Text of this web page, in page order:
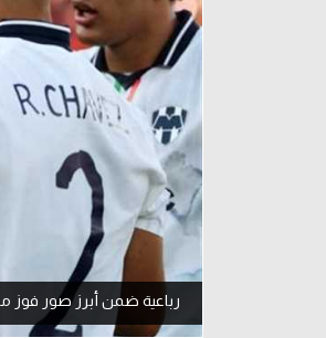
آراء حرة
ركن الألعاب
رباعية ضمن أبرز صور فوز